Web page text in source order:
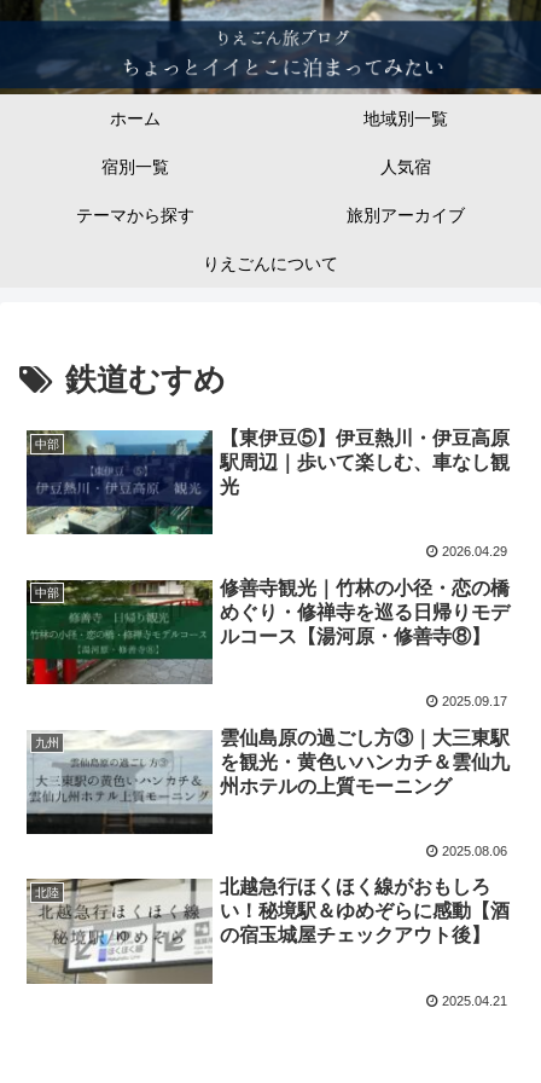
ホーム 地域別一覧
宿別一覧 人気宿
テーマから探す 旅別アーカイブ
りえごんについて
鉄道むすめ
中部
【東伊豆⑤】伊豆熱川・伊豆高原
駅周辺｜歩いて楽しむ、車なし観
光
2026.04.29
中部
修善寺観光｜竹林の小径・恋の橋
めぐり・修禅寺を巡る日帰りモデ
ルコース【湯河原・修善寺⑧】
2025.09.17
九州
雲仙島原の過ごし方③｜大三東駅
を観光・黄色いハンカチ＆雲仙九
州ホテルの上質モーニング
2025.08.06
北陸
北越急行ほくほく線がおもしろ
い！秘境駅＆ゆめぞらに感動【酒
の宿玉城屋チェックアウト後】
2025.04.21